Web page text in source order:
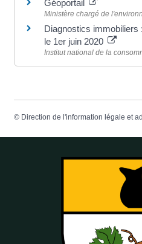
Géoportail
Ministère chargé de
Diagnostics immobiliers
le 1er juin 2020
Institut national de la
© Direction de l'information légale et